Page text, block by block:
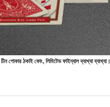
চীন পোকার ঠকাই কোং, লিমিটেড ফাইন্যাল ব্যাখ্যা ব্যাখ্যা।